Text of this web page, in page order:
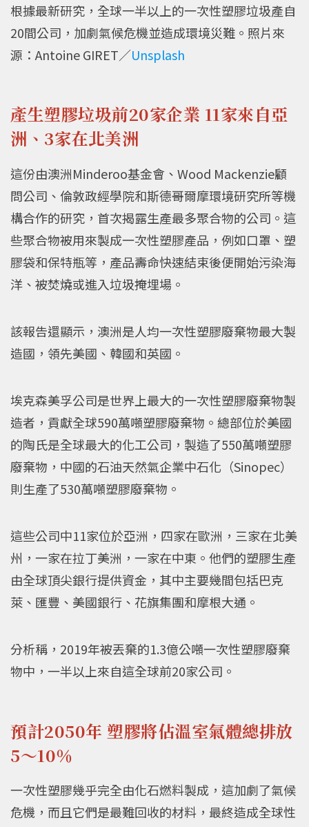
根據最新研究，全球一半以上的一次性塑膠垃圾產自
20間公司，加劇氣候危機並造成環境災難。照片來
源：Antoine GIRET／Unsplash
產生塑膠垃圾前20家企業 11家來自亞
洲、3家在北美洲
這份由澳洲Minderoo基金會、Wood Mackenzie顧
問公司、倫敦政經學院和斯德哥爾摩環境研究所等機
構合作的研究，首次揭露生產最多聚合物的公司。這
些聚合物被用來製成一次性塑膠產品，例如口罩、塑
膠袋和保特瓶等，產品壽命快速結束後便開始污染海
洋、被焚燒或進入垃圾掩埋場。
該報告還顯示，澳洲是人均一次性塑膠廢棄物最大製
造國，領先美國、韓國和英國。
埃克森美孚公司是世界上最大的一次性塑膠廢棄物製
造者，貢獻全球590萬噸塑膠廢棄物。總部位於美國
的陶氏是全球最大的化工公司，製造了550萬噸塑膠
廢棄物，中國的石油天然氣企業中石化（Sinopec）
則生產了530萬噸塑膠廢棄物。
這些公司中11家位於亞洲，四家在歐洲，三家在北美
州，一家在拉丁美洲，一家在中東。他們的塑膠生產
由全球頂尖銀行提供資金，其中主要幾間包括巴克
萊、匯豐、美國銀行、花旗集團和摩根大通。
分析稱，2019年被丟棄的1.3億公噸一次性塑膠廢棄
物中，一半以上來自這全球前20家公司。
預計2050年 塑膠將佔溫室氣體總排放
5～10％
一次性塑膠幾乎完全由化石燃料製成，這加劇了氣候
危機，而且它們是最難回收的材料，最終造成全球性